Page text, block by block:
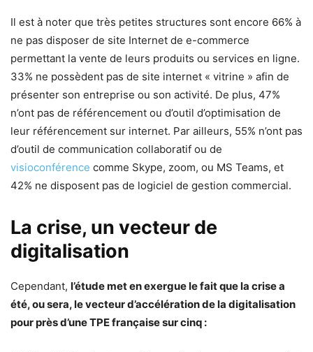
Il est à noter que très petites structures sont encore 66% à
ne pas disposer de site Internet de e-commerce
permettant la vente de leurs produits ou services en ligne.
33% ne possèdent pas de site internet « vitrine » afin de
présenter son entreprise ou son activité. De plus, 47%
n’ont pas de référencement ou d’outil d’optimisation de
leur référencement sur internet. Par ailleurs, 55% n’ont pas
d’outil de communication collaboratif ou de
visioconférence comme Skype, zoom, ou MS Teams, et
42% ne disposent pas de logiciel de gestion commercial.
La crise, un vecteur de
digitalisation
Cependant, l’étude met en exergue le fait que la crise a
été, ou sera, le vecteur d’accélération de la digitalisation
pour près d’une TPE française sur cinq :